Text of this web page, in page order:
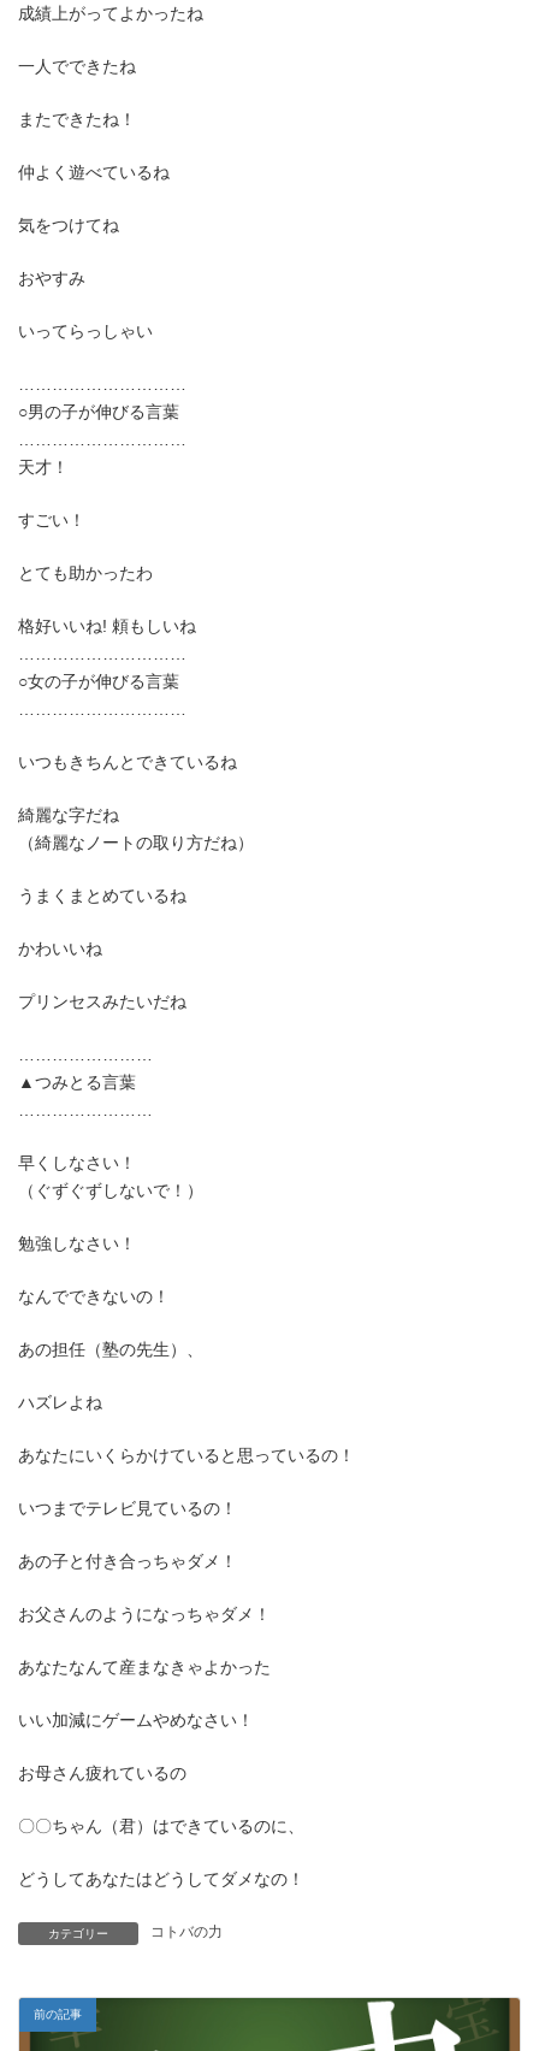
成績上がってよかったね
一人でできたね
またできたね！
仲よく遊べているね
気をつけてね
おやすみ
いってらっしゃい
…………………………
○男の子が伸びる言葉
…………………………
天才！
すごい！
とても助かったわ
格好いいね! 頼もしいね
…………………………
○女の子が伸びる言葉
…………………………
いつもきちんとできているね
綺麗な字だね
（綺麗なノートの取り方だね）
うまくまとめているね
かわいいね
プリンセスみたいだね
……………………
▲つみとる言葉
……………………
早くしなさい！
（ぐずぐずしないで！）
勉強しなさい！
なんでできないの！
あの担任（塾の先生）、
ハズレよね
あなたにいくらかけていると思っているの！
いつまでテレビ見ているの！
あの子と付き合っちゃダメ！
お父さんのようになっちゃダメ！
あなたなんて産まなきゃよかった
いい加減にゲームやめなさい！
お母さん疲れているの
〇〇ちゃん（君）はできているのに、
どうしてあなたはどうしてダメなの！
カテゴリー コトバの力
前の記事